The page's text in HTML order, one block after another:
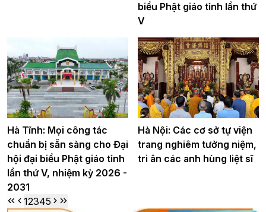
biểu Phật giáo tỉnh lần thứ
V
Hà Tĩnh: Mọi công tác
chuẩn bị sẵn sàng cho Đại
hội đại biểu Phật giáo tỉnh
lần thứ V, nhiệm kỳ 2026 -
2031
Hà Nội: Các cơ sở tự viện
trang nghiêm tưởng niệm,
tri ân các anh hùng liệt sĩ
12345